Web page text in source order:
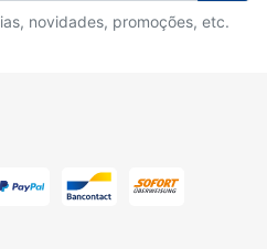
novidades, promoções, etc.